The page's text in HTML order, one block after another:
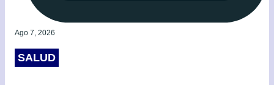
Ago 7, 2026
SALUD